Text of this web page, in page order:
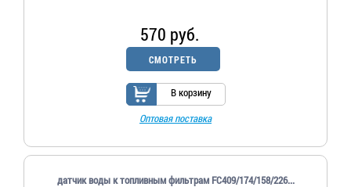
570 руб.
СМОТРЕТЬ
В корзину
Оптовая поставка
датчик воды к топливным фильтрам FC409/174/158/226...